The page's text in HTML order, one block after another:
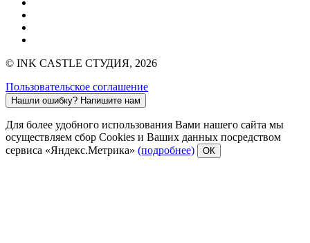
© INK CASTLE СТУДИЯ, 2026
Пользовательское соглашение
Нашли ошибку? Напишите нам
Для более удобного использования Вами нашего сайта мы
осуществляем сбор Cookies и Ваших данных посредством
сервиса «Яндекс.Метрика» (подробнее) ОК